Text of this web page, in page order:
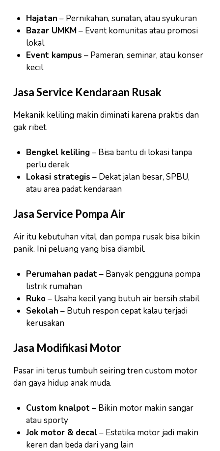
Hajatan – Pernikahan, sunatan, atau syukuran
Bazar UMKM– Event komunitas atau promosi
lokal
Event kampus – Pameran, seminar, atau konser
kecil
Jasa Service Kendaraan Rusak
Mekanik keliling makin diminati karena praktis dan
gak ribet.
Bengkel keliling– Bisa bantu di lokasi tanpa
perlu derek
Lokasi strategis – Dekat jalan besar, SPBU,
atau area padat kendaraan
Jasa Service Pompa Air
Air itu kebutuhan vital, dan pompa rusak bisa bikin
panik. Ini peluang yang bisa diambil.
Perumahan padat – Banyak pengguna pompa
listrik rumahan
Ruko– Usaha kecil yang butuh air bersih stabil
Sekolah – Butuh respon cepat kalau terjadi
kerusakan
Jasa Modifikasi Motor
Pasar ini terus tumbuh seiring tren custom motor
dan gaya hidup anak muda.
Custom knalpot – Bikin motor makin sangar
atau sporty
Jok motor & decal– Estetika motor jadi makin
keren dan beda dari yang lain